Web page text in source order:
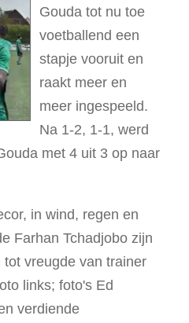
Gouda tot nu toe
voetballend een
stapje vooruit en
raakt meer en
meer ingespeeld.
Na 1-2, 1-1, werd
met 4 uit 3 op naar
in wind, regen en
Farhan Tchadjobo zijn
vreugde van trainer
links; foto's Ed
verdiende